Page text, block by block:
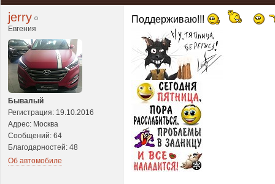
jerry
Евгения
Бывалый
Регистрация: 19.10.2016
Адрес: Москва
Сообщений: 64
Благодарностей: 48
Об автомобиле
Поддерживаю!!!